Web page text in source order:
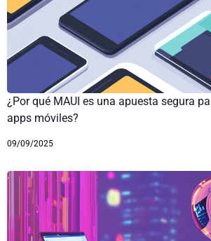
¿Por qué MAUI es una apuesta segura
apps móviles?
09/09/2025